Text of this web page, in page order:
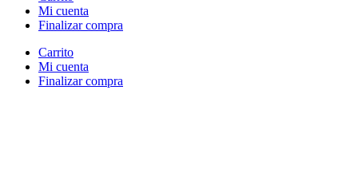
Mi cuenta
Finalizar compra
Carrito
Mi cuenta
Finalizar compra